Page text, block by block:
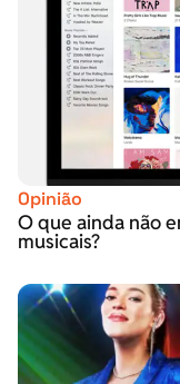
Opinião
O que ainda não
musicais?